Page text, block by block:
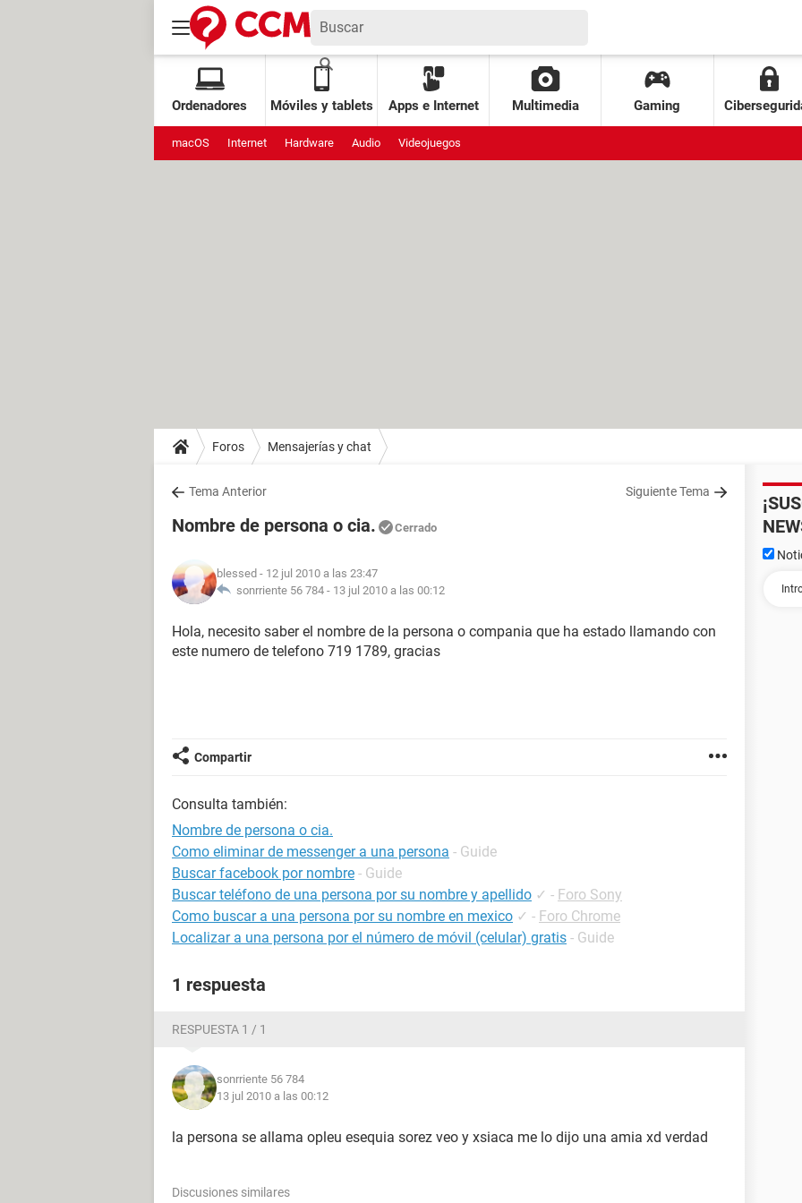
Ordenadores Móviles y tablets Apps e Internet Multimedia Gaming
macOS Internet Hardware Audio Videojuegos
Foros Mensajerías y chat
Tema Anterior Siguiente Tema
Nombre de persona o cia. Cerrado
blessed - 12 jul 2010 a las 23:47
sonrriente 56 784 - 13 jul 2010 a las 00:12
Hola, necesito saber el nombre de la persona o compania que ha estado llamando con
este numero de telefono 719 1789, gracias
Compartir
Consulta también:
Nombre de persona o cia.
Como eliminar de messenger a una persona - Guide
Buscar facebook por nombre - Guide
Buscar teléfono de una persona por su nombre y apellido ✓ - Foro Sony
Como buscar a una persona por su nombre en mexico ✓ - Foro Chrome
Localizar a una persona por el número de móvil (celular) gratis - Guide
1 respuesta
RESPUESTA 1 / 1
sonrriente 56 784
13 jul 2010 a las 00:12
la persona se allama opleu esequia sorez veo y xsiaca me lo dijo una amia xd verdad
Discusiones similares